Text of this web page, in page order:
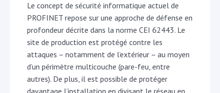
Le concept de sécurité informatique actuel de
PROFINET repose sur une approche de défense en
profondeur décrite dans la norme CEI 62443. Le
site de production est protégé contre les
attaques – notamment de l’extérieur – au moyen
d’un périmètre multicouche (pare-feu, entre
autres). De plus, il est possible de protéger
davantage l’installation en divisant le réseau en